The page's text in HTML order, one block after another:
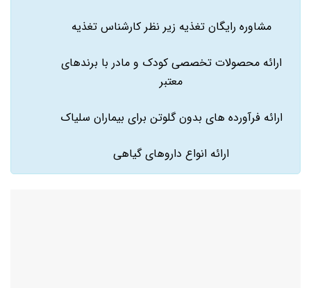
مشاوره رایگان تغذیه زیر نظر کارشناس تغذیه
ارائه محصولات تخصصی کودک و مادر با برندهای
معتبر
ارائه فرآورده های بدون گلوتن برای بیماران سلیاک
ارائه انواع داروهای گیاهی